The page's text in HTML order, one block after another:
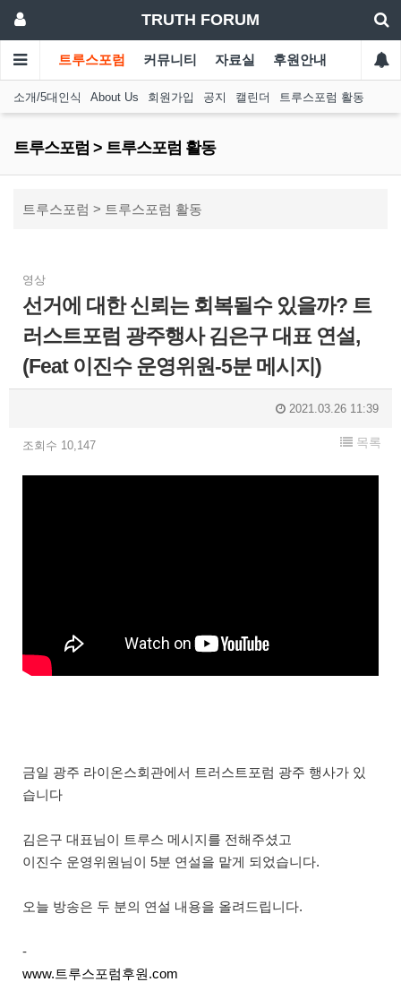
TRUTH FORUM
트루스포럼 커뮤니티 자료실 후원안내
소개/5대인식 About Us 회원가입 공지 캘린더 트루스포럼 활동
트루스포럼 > 트루스포럼 활동
트루스포럼 > 트루스포럼 활동
영상
선거에 대한 신뢰는 회복될수 있을까? 트
러스트포럼 광주행사 김은구 대표 연설,
(Feat 이진수 운영위원-5분 메시지)
2021.03.26 11:39
조회수 10,147 목록
금일 광주 라이온스회관에서 트러스트포럼 광주 행사가 있
습니다
김은구 대표님이 트루스 메시지를 전해주셨고
이진수 운영위원님이 5분 연설을 맡게 되었습니다.
오늘 방송은 두 분의 연설 내용을 올려드립니다.
-
www.트루스포럼후원.com